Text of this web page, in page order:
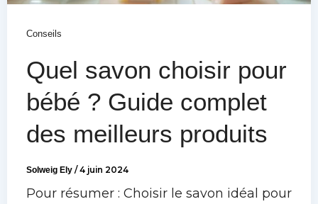
Conseils
Quel savon choisir pour
bébé ? Guide complet
des meilleurs produits
Solweig Ely /4 juin 2024
Pour résumer : Choisir le savon idéal pour